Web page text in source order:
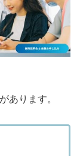
あります。